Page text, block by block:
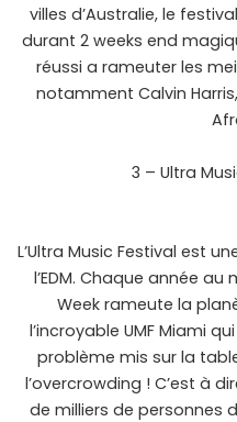
villes d’Australie, le
durant 2 weeks end
réussi a rameuter les
notamment Calvin
3 – Ultra
L’Ultra Music Festival est
l’EDM. Chaque année au
Week rameute la
l’incroyable UMF Miami
problème mis sur la
l’overcrowding ! C’est à
de milliers de personnes